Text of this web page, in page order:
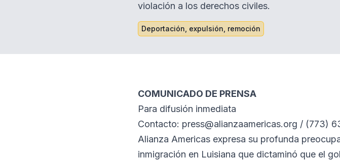
violación a los derechos civiles.
Deportación, expulsión, remoción
COMUNICADO DE PRENSA
Para difusión inmediata
Contacto: press@alianzaamericas.org / (773)
Alianza Americas expresa su profunda
inmigración en Luisiana que dictaminó que el